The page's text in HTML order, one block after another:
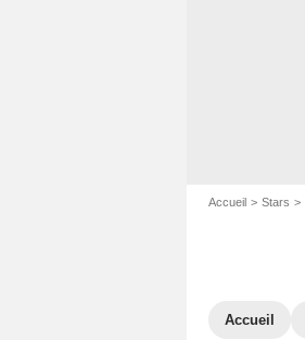
Accueil Stars
Accueil